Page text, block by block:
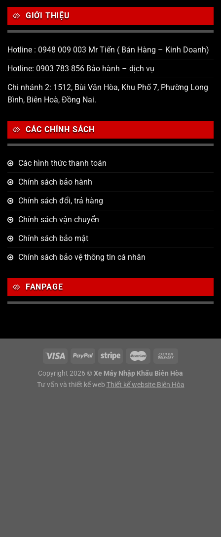
GIỚI THIỆU
Hotline : 0948 009 003 Mr Tiến ( Bán Hàng – Kinh Doanh)
Hotline: 0903 783 856 Bảo hành – dịch vụ
Chi nhánh 2: 1512, Bùi Văn Hòa, Khu Phố 7, Phường Long
Bình, Biên Hoà, Đồng Nai.
CÁC CHÍNH SÁCH
Các hình thức thanh toán
Chính sách bảo hành
Chính sách đổi, trả hàng
Chính sách vận chuyển
Chính sách bảo mật
Chính sách bảo vệ thông tin cá nhân
FANPAGE
Copyright 2026 © Xe Máy Nhập Khẩu Biên Hòa
Tư vấn và thiết kế web Thiết kế website Biên Hòa